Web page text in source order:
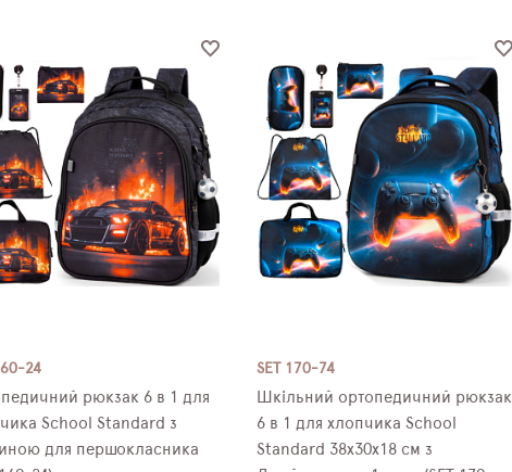
24
рюкзак 6 в 1 для
School Standard з
для першокласника
SET 170-74
Шкільний ортопедичний рюкзак
6 в 1 для хлопчика School
Standard 38х30х18 см з